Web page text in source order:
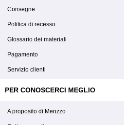
Consegne
Politica di recesso
Glossario dei materiali
Pagamento
Servizio clienti
PER CONOSCERCI MEGLIO
A proposito di Menzzo